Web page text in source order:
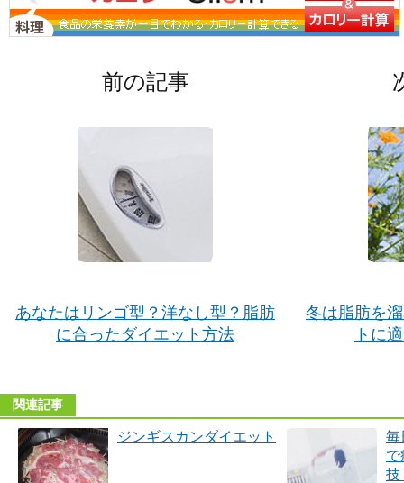
前の記事
あなたはリンゴ型？洋なし型？脂肪
に合ったダイエット方法
冬は脂肪を
トに
関連記事
ジンギスカンダイエット
毎
で
技